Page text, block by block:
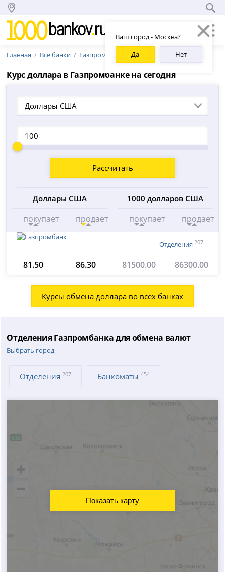
Ваш город - Москва?
Да
Нет
Главная Все банки Газпромбанк
Курс доллара в Газпромбанке на сегодня
Доллары США
Рассчитать
Доллары США
покупает продает
1000 долларов США
покупает продает
Отделения 207
81.50 86.30 81500.00 86300.00
Курсы обмена доллара во всех банках
Отделения Газпромбанка для обмена валют
Выбрать город
Отделения207 Банкоматы454
Показать карту